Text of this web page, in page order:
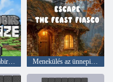
MineBlocks 3D labirintus Menekülés az ünnepi fiaskó elől